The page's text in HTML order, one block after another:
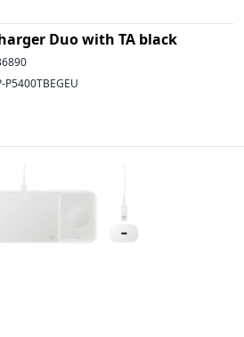
Duo with TA black
P5400TBEGEU